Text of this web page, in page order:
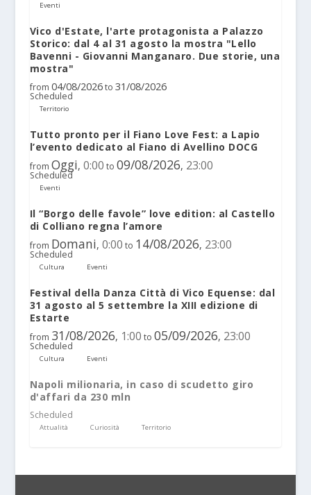
Eventi
Vico d'Estate, l'arte protagonista a Palazzo
Storico: dal 4 al 31 agosto la mostra "Lello
Bavenni - Giovanni Manganaro. Due storie, una
mostra"
from 04/08/2026 to 31/08/2026
Scheduled
Territorio
Tutto pronto per il Fiano Love Fest: a Lapio
l’evento dedicato al Fiano di Avellino DOCG
from Oggi, 0:00 to 09/08/2026, 23:00
Scheduled
Eventi
Il “Borgo delle favole” love edition: al Castello
di Colliano regna l’amore
from Domani, 0:00 to 14/08/2026, 23:00
Scheduled
Cultura Eventi
Festival della Danza Città di Vico Equense: dal
31 agosto al 5 settembre la XIII edizione di
Estarte
from 31/08/2026, 1:00 to 05/09/2026, 23:00
Scheduled
Cultura Eventi
Napoli milionaria, in caso di scudetto giro
d'affari da 230 mln
Scheduled
Attualità Curiosità Territorio